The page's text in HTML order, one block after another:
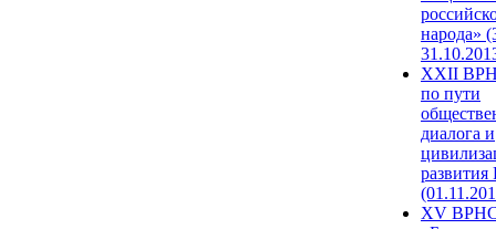
народа»
XXII
по пути
диалога и
развития
XV